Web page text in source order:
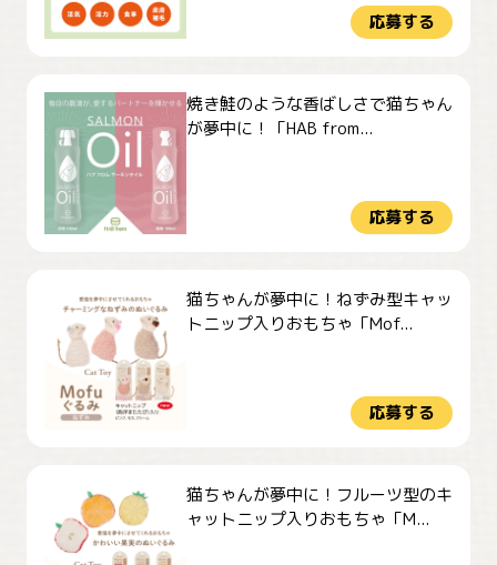
応募する
焼き鮭のような香ばしさで猫ちゃん
が夢中に！「HAB from...
応募する
猫ちゃんが夢中に！ねずみ型キャッ
トニップ入りおもちゃ「Mof...
応募する
猫ちゃんが夢中に！フルーツ型のキ
ャットニップ入りおもちゃ「M...